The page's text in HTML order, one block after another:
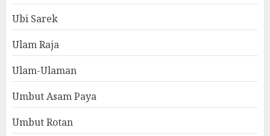
Ubi Sarek
Ulam Raja
Ulam-Ulaman
Umbut Asam Paya
Umbut Rotan